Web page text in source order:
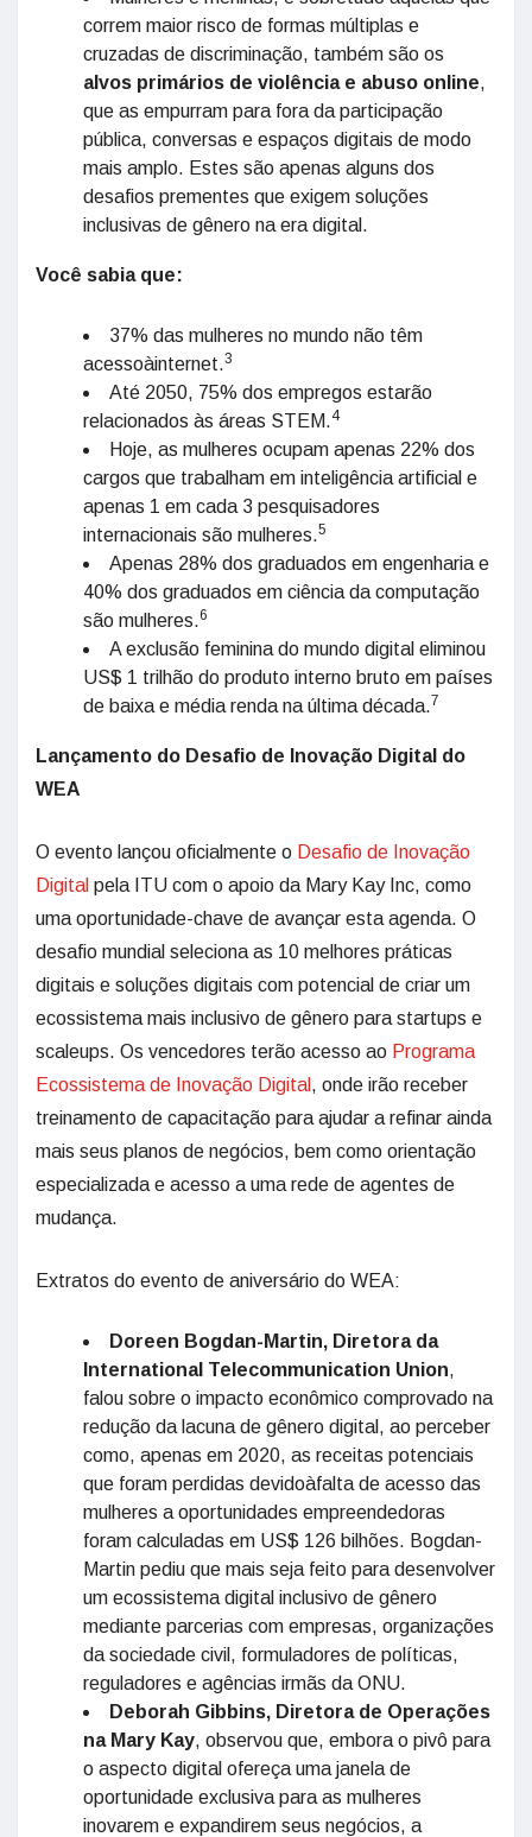
correm maior risco de formas múltiplas e
cruzadas de discriminação, também são os
alvos primários de violência e abuso online,
que as empurram para fora da participação
pública, conversas e espaços digitais de modo
mais amplo. Estes são apenas alguns dos
desafios prementes que exigem soluções
inclusivas de gênero na era digital.
Você sabia que:
37% das mulheres no mundo não têm
acessoàinternet.3
Até 2050, 75% dos empregos estarão
relacionados às áreas STEM.4
Hoje, as mulheres ocupam apenas 22% dos
cargos que trabalham em inteligência artificial e
apenas 1 em cada 3 pesquisadores
internacionais são mulheres.5
Apenas 28% dos graduados em engenharia e
40% dos graduados em ciência da computação
são mulheres.6
A exclusão feminina do mundo digital eliminou
US$ 1 trilhão do produto interno bruto em países
de baixa e média renda na última década.7
Lançamento do Desafio de Inovação Digital do
WEA
O evento lançou oficialmente o Desafio de Inovação
Digital pela ITU com o apoio da Mary Kay Inc, como
uma oportunidade-chave de avançar esta agenda. O
desafio mundial seleciona as 10 melhores práticas
digitais e soluções digitais com potencial de criar um
ecossistema mais inclusivo de gênero para startups e
scaleups. Os vencedores terão acesso ao Programa
Ecossistema de Inovação Digital , onde irão receber
treinamento de capacitação para ajudar a refinar ainda
mais seus planos de negócios, bem como orientação
especializada e acesso a uma rede de agentes de
mudança.
Extratos do evento de aniversário do WEA:
Doreen Bogdan-Martin, Diretora da
International Telecommunication Union,
falou sobre o impacto econômico comprovado na
redução da lacuna de gênero digital, ao perceber
como, apenas em 2020, as receitas potenciais
que foram perdidas devidoàfalta de acesso das
mulheres a oportunidades empreendedoras
foram calculadas em US$ 126 bilhões. Bogdan-
Martin pediu que mais seja feito para desenvolver
um ecossistema digital inclusivo de gênero
mediante parcerias com empresas, organizações
da sociedade civil, formuladores de políticas,
reguladores e agências irmãs da ONU.
Deborah Gibbins, Diretora de Operações
na Mary Kay, observou que, embora o pivô para
o aspecto digital ofereça uma janela de
oportunidade exclusiva para as mulheres
inovarem e expandirem seus negócios, a